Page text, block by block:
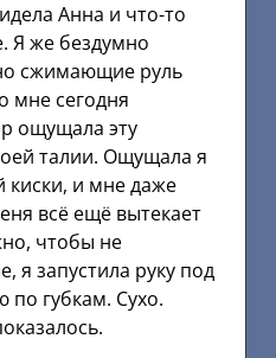
Анна и что-то
Я же бездумно
сжимающие руль
мне сегодня
ощущала эту
талии. Ощущала я
киски, и мне даже
всё ещё вытекает
чтобы не
я запустила руку под
по губкам. Сухо.